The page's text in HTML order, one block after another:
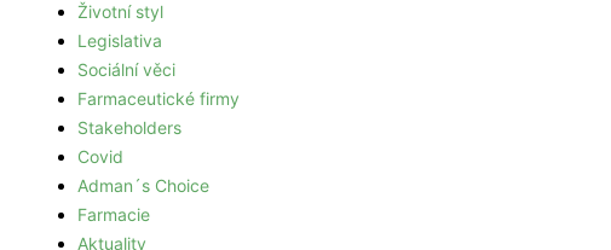
Životní styl
Legislativa
Sociální věci
Farmaceutické firmy
Stakeholders
Covid
Adman´s Choice
Farmacie
Aktuality